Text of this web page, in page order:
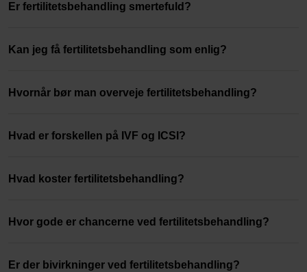
Er fertilitetsbehandling smertefuld?
Kan jeg få fertilitetsbehandling som enlig?
Hvornår bør man overveje fertilitetsbehandling?
Hvad er forskellen på IVF og ICSI?
Hvad koster fertilitetsbehandling?
Hvor gode er chancerne ved fertilitetsbehandling?
Er der bivirkninger ved fertilitetsbehandling?